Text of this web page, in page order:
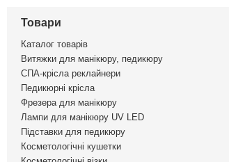
Товари
Каталог товарів
Витяжки для манікюру, педикюру
СПА-крісла реклайнери
Педикюрні крісла
Фрезера для манікюру
Лампи для манікюру UV LED
Підставки для педикюру
Косметологічні кушетки